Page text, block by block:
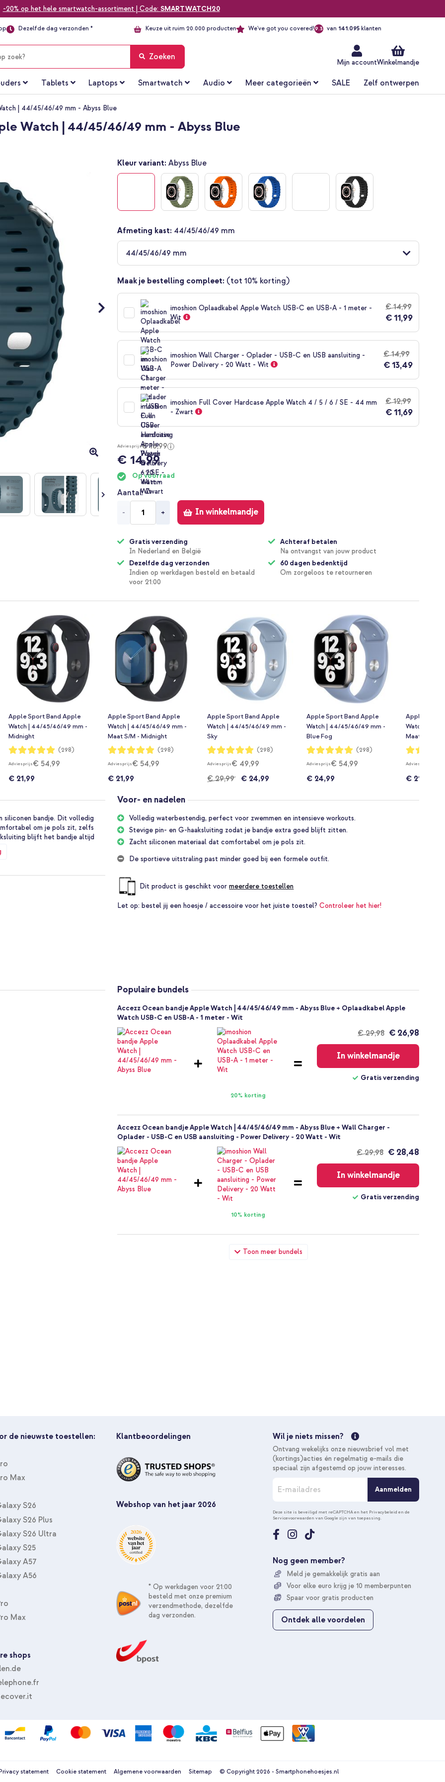
-20% op het hele smartwatch-assortiment | Code: SMARTWATCH20
Dezelfde dag verzonden * Keuze uit ruim 20.000 producten We've got you covered!9.3 van 141.095klanten
Mijn accountWinkelmandje
Zoeken
Tablets Laptops Smartwatch Audio Meer categorieën SALE Zelf ontwerpen
| 44/45/46/49 mm - Abyss Blue
Watch | 44/45/46/49 mm - Abyss Blue
Kleur variant:Abyss Blue
Afmeting kast: 44/45/46/49 mm
44/45/46/49 mm
Maak je bestelling compleet: (tot 10% korting)
imoshion Oplaadkabel Apple Watch USB-C en USB-A - 1 meter -
Wit
€ 14,99
€ 11,99
imoshion Wall Charger - Oplader - USB-C en USB aansluiting -
Power Delivery - 20 Watt - Wit
€ 14,99
€ 13,49
imoshion Full Cover Hardcase Apple Watch 4 / 5 / 6 / SE - 44 mm
- Zwart
€ 12,99
€ 11,69
Adviesprijs€ 16,99
€ 14,99
Op voorraad
Aantal
- + In winkelmandje
Gratis verzending
In Nederland en België
Dezelfde dag verzonden
Indien op werkdagen besteld en betaald
voor 21:00
Achteraf betalen
Na ontvangst van jouw product
60 dagen bedenktijd
Om zorgeloos te retourneren
Apple Sport Band Apple
Watch | 44/45/46/49 mm -
Midnight
Waardering:
99%
(298)
Adviesprijs€ 54,99
€ 21,99
Apple Sport Band Apple
Watch | 44/45/46/49 mm -
Maat S/M - Midnight
Waardering:
99%
(298)
Adviesprijs€ 54,99
€ 21,99
Apple Sport Band Apple
Watch | 44/45/46/49 mm -
Sky
Waardering:
99%
(298)
Adviesprijs€ 49,99
€ 29,99
€ 24,99
Apple Sport Band Apple
Watch | 44/45/46/49 mm -
Blue Fog
Waardering:
99%
(298)
Adviesprijs€ 54,99
€ 24,99
Apple Sport
Watch | 44/
Maat L/XL -
Waardering:
99%
Adviesprijs
€ 21,99
siliconen bandje. Dit volledig
om je pols zit, zelfs
blijft het bandje altijd
Voor- en nadelen
Volledig waterbestendig, perfect voor zwemmen en intensieve workouts.
Stevige pin- en G-haaksluiting zodat je bandje extra goed blijft zitten.
Zacht siliconen materiaal dat comfortabel om je pols zit.
De sportieve uitstraling past minder goed bij een formele outfit.
Dit product is geschikt voormeerdere toestellen
Let op: bestel jij een hoesje / accessoire voor het juiste toestel?Controleer het hier!
Populaire bundels
Toon meer bundels
Accezz Ocean bandje Apple Watch | 44/45/46/49 mm - Abyss Blue + Oplaadkabel Apple
Watch USB-C en USB-A - 1 meter - Wit
20% korting
€ 29,98
verzending
€ 26,98
In winkelmandje
Gratis verzending
Accezz Ocean bandje Apple Watch | 44/45/46/49 mm - Abyss Blue + Wall Charger -
Oplader - USB-C en USB aansluiting - Power Delivery - 20 Watt - Wit
10% korting
€ 29,98
verzending
€ 28,48
In winkelmandje
Gratis verzending
Accezz Ocean bandje Apple Watch | 44/45/46/49 mm - Abyss Blue + Full Cover Hardcase
Apple Watch 4 / 5 / 6 / SE - 44 mm - Zwart
de nieuwste toestellen:
Max
S26
S26 Plus
S26 Ultra
S25
A57
A56
Max
shops
Klantbeoordelingen
Webshop van het jaar 2026
* Op werkdagen voor 21:00
besteld met onze premium
verzendmethode, dezelfde
dag verzonden.
Wil je niets missen?
Ontvang wekelijks onze nieuwsbrief vol met
(kortings)acties én regelmatig e-mails die
speciaal zijn afgestemd op jouw interesses.
n
n
e
e
u
p
o
n
e
Aanmelden
Deze site is beveiligd met reCAPTCHA en het Privacybeleid en de
Servicevoorwaarden van Google zijn van toepassing.
Nog geen member?
Meld je gemakkelijk gratis aan
Voor elke euro krijg je 10 memberpunten
Spaar voor gratis producten
Ontdek alle voordelen
Privacy statement Cookie statement Algemene voorwaarden Sitemap © Copyright 2026 - Smartphonehoesjes.nl